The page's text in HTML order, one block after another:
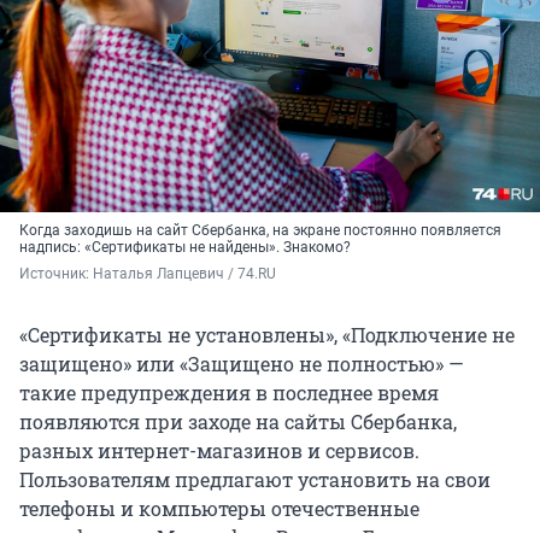
Когда заходишь на сайт Сбербанка, на экране постоянно появляется
надпись: «Сертификаты не найдены». Знакомо?
Источник: Наталья Лапцевич / 74.RU
«Сертификаты не установлены», «Подключение не
защищено» или «Защищено не полностью» —
такие предупреждения в последнее время
появляются при заходе на сайты Сбербанка,
разных интернет-магазинов и сервисов.
Пользователям предлагают установить на свои
телефоны и компьютеры отечественные